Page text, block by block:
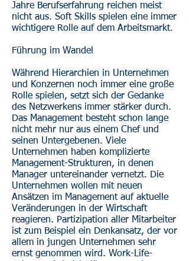
Jahre Berufserfahrung reichen meist
nicht aus. Soft Skills spielen eine immer
wichtigere Rolle auf dem Arbeitsmarkt.
Führung im Wandel
Während Hierarchien in Unternehmen
und Konzernen noch immer eine große
Rolle spielen, setzt sich der Gedanke
des Netzwerkens immer stärker durch.
Das Management besteht schon lange
nicht mehr nur aus einem Chef und
seinen Untergebenen. Viele
Unternehmen haben komplizierte
Management-Strukturen, in denen
Manager untereinander vernetzt. Die
Unternehmen wollen mit neuen
Ansätzen im Management auf aktuelle
Veränderungen in der Wirtschaft
reagieren. Partizipation aller Mitarbeiter
ist zum Beispiel ein Denkansatz, der vor
allem in jungen Unternehmen sehr
ernst genommen wird. Work-Life-